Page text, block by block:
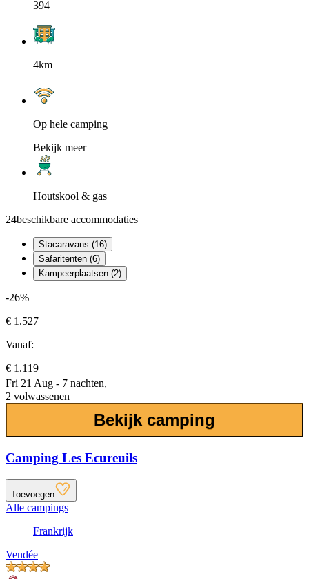
394
4km
Op hele camping
Bekijk meer
Houtskool & gas
24beschikbare accommodaties
Stacaravans (16)
Safaritenten (6)
Kampeerplaatsen (2)
-26%
€ 1.527
Vanaf:
€ 1.119
Fri 21 Aug - 7 nachten,
2 volwassenen
Bekijk camping
Camping Les Ecureuils
Toevoegen
Alle campings
Frankrijk
Vendée